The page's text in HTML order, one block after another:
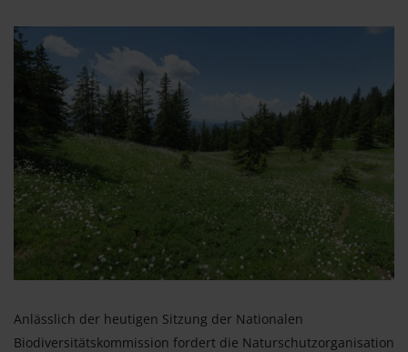
Anlässlich der heutigen Sitzung der Nationalen
Biodiversitätskommission fordert die Naturschutzorganisation